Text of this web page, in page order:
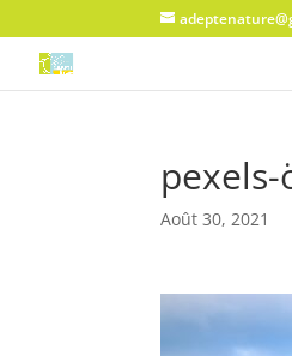
pexels-
Août 30, 2021